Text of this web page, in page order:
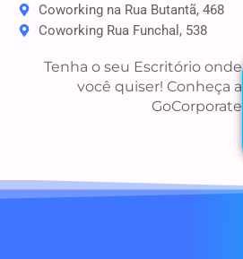
Coworking na Rua Butantã, 468
Coworking Rua Funchal, 538
Tenha o seu Escritório onde
você quiser! Conheça a
GoCorporate